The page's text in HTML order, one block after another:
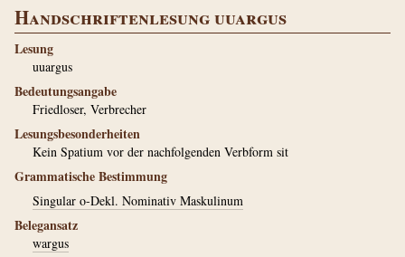
Handschriftenlesung uuargus
Lesung
uuargus
Bedeutungsangabe
Friedloser, Verbrecher
Lesungsbesonderheiten
Kein Spatium vor der nachfolgenden Verbform sit
Grammatische Bestimmung
Singular o-Dekl. Nominativ Maskulinum
Belegansatz
wargus